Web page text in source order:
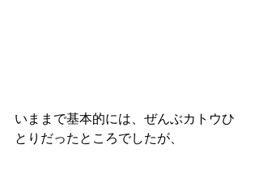
いままで基本的には、ぜんぶカトウひ
とりだったところでしたが、